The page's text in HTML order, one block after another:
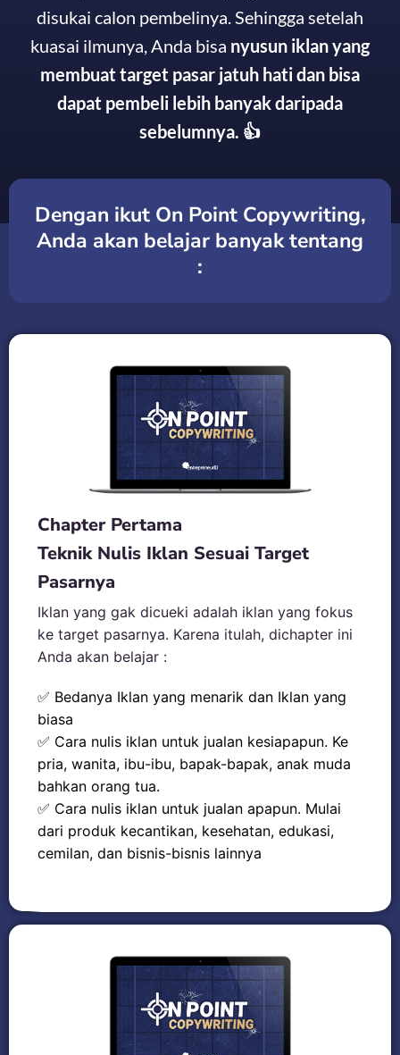
disukai calon pembelinya. Sehingga setelah
kuasai ilmunya, Anda bisa nyusun iklan yang
membuat target pasar jatuh hati dan bisa
dapat pembeli lebih banyak daripada
sebelumnya. 👍
Dengan ikut On Point Copywriting,
Anda akan belajar banyak tentang
:
Chapter Pertama
Teknik Nulis Iklan Sesuai Target
Pasarnya
Iklan yang gak dicueki adalah iklan yang fokus
ke target pasarnya. Karena itulah, dichapter ini
Anda akan belajar :
✅ Bedanya Iklan yang menarik dan Iklan yang
biasa
✅ Cara nulis iklan untuk jualan kesiapapun. Ke
pria, wanita, ibu-ibu, bapak-bapak, anak muda
bahkan orang tua.
✅ Cara nulis iklan untuk jualan apapun. Mulai
dari produk kecantikan, kesehatan, edukasi,
cemilan, dan bisnis-bisnis lainnya